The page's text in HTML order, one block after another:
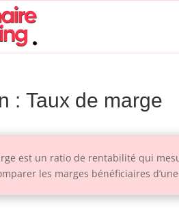
: Taux de marge
est un ratio de rentabilité qui
les marges bénéficiaires